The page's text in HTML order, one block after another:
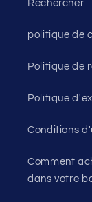
Rechercher
politique de
Politique de
Politique
Conditions
Comment
dans votre